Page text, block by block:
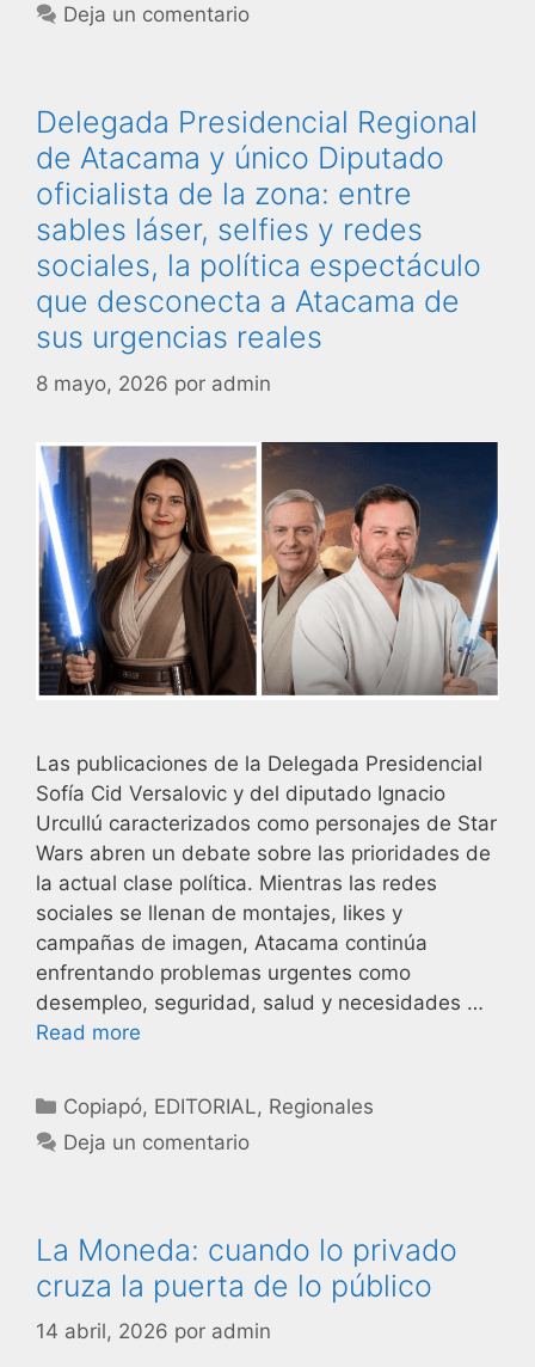
Deja un comentario
Delegada Presidencial Regional
de Atacama y único Diputado
oficialista de la zona: entre
sables láser, selfies y redes
sociales, la política espectáculo
que desconecta a Atacama de
sus urgencias reales
8 mayo, 2026 por admin
Las publicaciones de la Delegada Presidencial
Sofía Cid Versalovic y del diputado Ignacio
Urcullú caracterizados como personajes de Star
Wars abren un debate sobre las prioridades de
la actual clase política. Mientras las redes
sociales se llenan de montajes, likes y
campañas de imagen, Atacama continúa
enfrentando problemas urgentes como
desempleo, seguridad, salud y necesidades …
Read more
Copiapó, EDITORIAL, Regionales
Deja un comentario
La Moneda: cuando lo privado
cruza la puerta de lo público
14 abril, 2026 por admin